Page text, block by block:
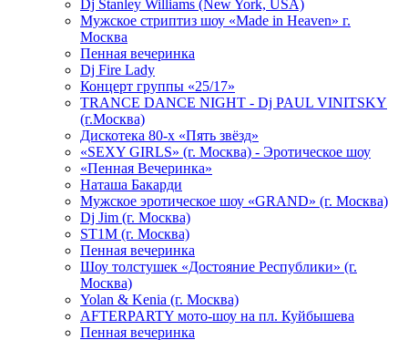
Dj Stanley Williams (New York, USA)
Мужское стриптиз шоу «Made in Heaven» г.
Москва
Пенная вечеринка
Dj Fire Lady
Концерт группы «25/17»
TRANCE DANCE NIGHT - Dj PAUL VINITSKY
(г.Москва)
Дискотека 80-х «Пять звёзд»
«SEXY GIRLS» (г. Москва) - Эротическое шоу
«Пенная Вечеринка»
Hаташа Бакарди
Мужское эротическое шоу «GRAND» (г. Москва)
Dj Jim (г. Москва)
ST1M (г. Москва)
Пенная вечеринка
Шоу толстушек «Достояние Республики» (г.
Москва)
Yolan & Kenia (г. Москва)
AFTERPARTY мото-шоу на пл. Куйбышева
Пенная вечеринка